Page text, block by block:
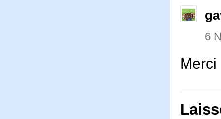
6
Merci